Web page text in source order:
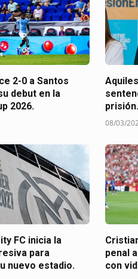
2-0 a Santos
debut en la
2026.
prisión.
08/03/
FC inicia la
para
nuevo estadio.
penal
con